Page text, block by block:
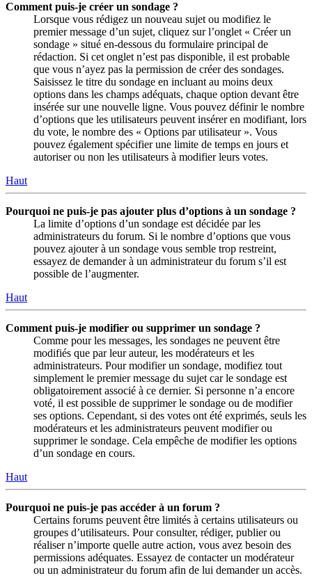
Comment puis-je créer un sondage ?
Lorsque vous rédigez un nouveau sujet ou modifiez le
premier message d’un sujet, cliquez sur l’onglet « Créer un
sondage » situé en-dessous du formulaire principal de
rédaction. Si cet onglet n’est pas disponible, il est probable
que vous n’ayez pas la permission de créer des sondages.
Saisissez le titre du sondage en incluant au moins deux
options dans les champs adéquats, chaque option devant être
insérée sur une nouvelle ligne. Vous pouvez définir le nombre
d’options que les utilisateurs peuvent insérer en modifiant, lors
du vote, le nombre des « Options par utilisateur ». Vous
pouvez également spécifier une limite de temps en jours et
autoriser ou non les utilisateurs à modifier leurs votes.
Haut
Pourquoi ne puis-je pas ajouter plus d’options à un sondage ?
La limite d’options d’un sondage est décidée par les
administrateurs du forum. Si le nombre d’options que vous
pouvez ajouter à un sondage vous semble trop restreint,
essayez de demander à un administrateur du forum s’il est
possible de l’augmenter.
Haut
Comment puis-je modifier ou supprimer un sondage ?
Comme pour les messages, les sondages ne peuvent être
modifiés que par leur auteur, les modérateurs et les
administrateurs. Pour modifier un sondage, modifiez tout
simplement le premier message du sujet car le sondage est
obligatoirement associé à ce dernier. Si personne n’a encore
voté, il est possible de supprimer le sondage ou de modifier
ses options. Cependant, si des votes ont été exprimés, seuls les
modérateurs et les administrateurs peuvent modifier ou
supprimer le sondage. Cela empêche de modifier les options
d’un sondage en cours.
Haut
Pourquoi ne puis-je pas accéder à un forum ?
Certains forums peuvent être limités à certains utilisateurs ou
groupes d’utilisateurs. Pour consulter, rédiger, publier ou
réaliser n’importe quelle autre action, vous avez besoin des
permissions adéquates. Essayez de contacter un modérateur
ou un administrateur du forum afin de lui demander un accès.